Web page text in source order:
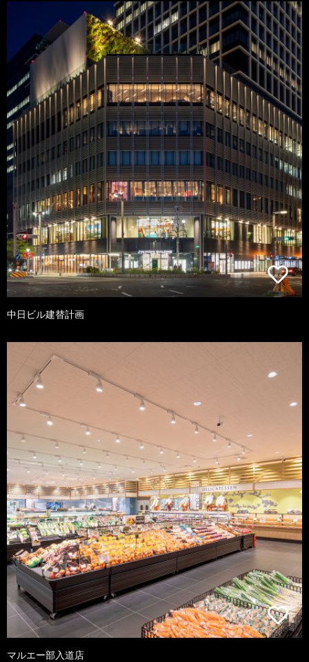
中日ビル建替計画
マルエー部入道店